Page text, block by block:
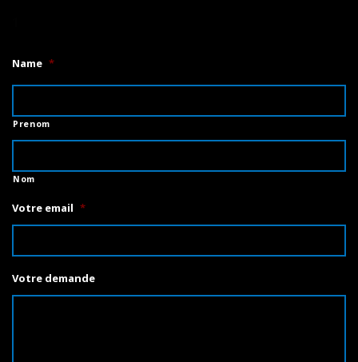
Name *
Prenom
Nom
Votre email *
Votre demande